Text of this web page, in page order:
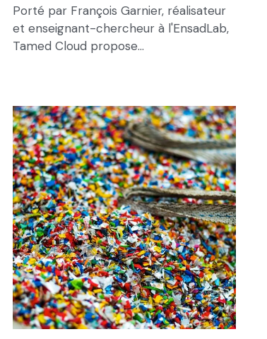
Porté par François Garnier, réalisateur
et enseignant-chercheur à l'EnsadLab,
Tamed Cloud propose...